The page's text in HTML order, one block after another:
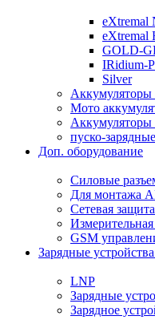
eXtremal
eXtremal
GOLD-
IRidium-
Silver
Аккумуляторы
Мото
пуско-
Доп. оборудование
Силовые
Для монтажа
Сетевая защита
GSM
Зарядные
LNP
Зарядные
Зарядное